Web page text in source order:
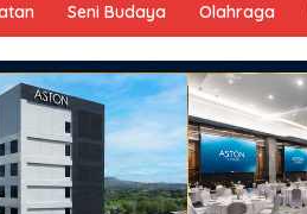
Seni Budaya Olahraga